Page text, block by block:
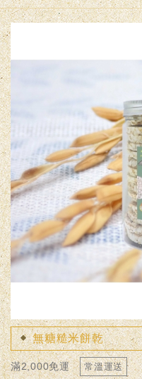
無糖糙米餅乾
滿2,000免運 常溫運送